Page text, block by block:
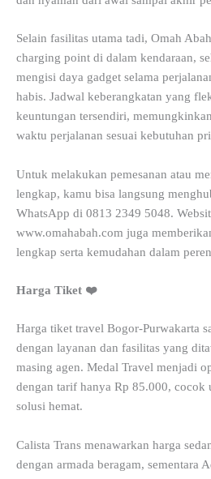
Selain fasilitas utama tadi, Omah
charging point di dalam kendaraan,
mengisi daya gadget selama
habis. Jadwal keberangkatan yang
keuntungan tersendiri,
waktu perjalanan sesuai kebutuhan
Untuk melakukan pemesanan atau
lengkap, kamu bisa langsung
WhatsApp di 0813 2349 5048.
www.omahabah.com juga
lengkap serta kemudahan dalam
Harga Tiket ❤️
Harga tiket travel Bogor-Purwakarta
dengan layanan dan fasilitas yang
masing agen. Medal Travel menjadi
dengan tarif hanya Rp 85.000, cocok
solusi hemat.
Calista Trans menawarkan harga
dengan armada beragam, sementara